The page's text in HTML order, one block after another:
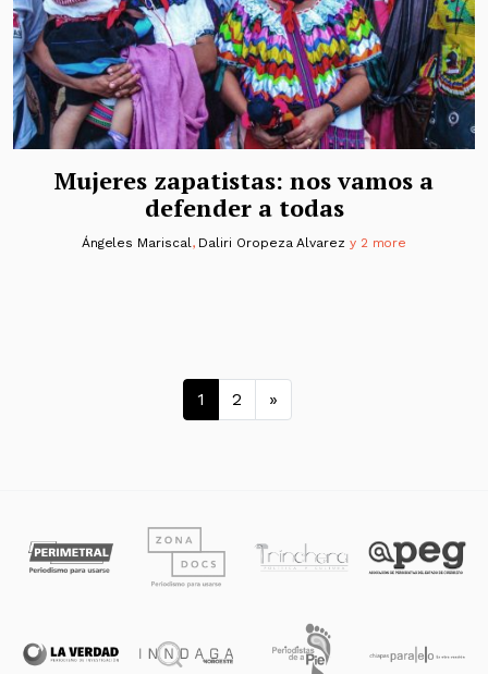
Mujeres zapatistas: nos vamos a
defender a todas
Ángeles Mariscal, Daliri Oropeza Alvarez y 2 more
Navegación de
1 2 »